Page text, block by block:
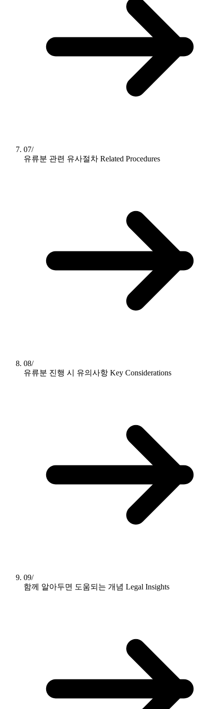
07/
유류분 관련 유사절차 Related Procedures
08/
유류분 진행 시 유의사항 Key Considerations
09/
함께 알아두면 도움되는 개념 Legal Insights